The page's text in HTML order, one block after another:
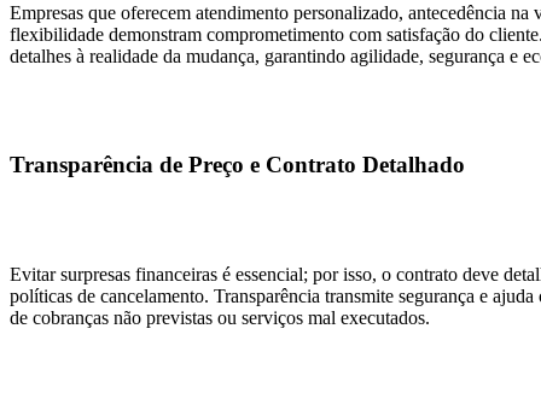
Empresas que oferecem atendimento personalizado, antecedência na
flexibilidade demonstram comprometimento com satisfação do
detalhes à realidade da mudança, garantindo agilidade, segurança e
Transparência de Preço e Contrato Detalhado
Evitar surpresas financeiras é essencial; por isso, o contrato deve
políticas de cancelamento. Transparência transmite segurança e
de cobranças não previstas ou serviços mal executados.